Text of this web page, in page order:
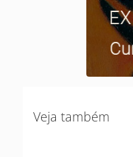
Veja também